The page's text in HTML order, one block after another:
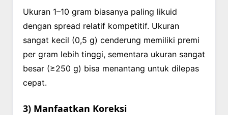
Ukuran 1–10 gram biasanya paling likuid
dengan spread relatif kompetitif. Ukuran
sangat kecil (0,5 g) cenderung memiliki premi
per gram lebih tinggi, sementara ukuran sangat
besar (≥250 g) bisa menantang untuk dilepas
cepat.
3) Manfaatkan Koreksi